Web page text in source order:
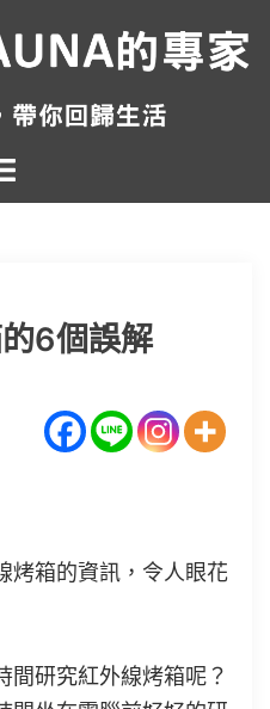
6個誤解
烤箱的資訊，令人眼花
間研究紅外線烤箱呢？